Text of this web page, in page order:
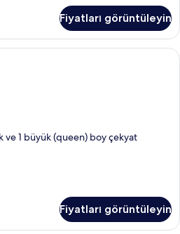
Fiyatları görüntüleyin
ve 1 büyük (queen) boy çekyat
Fiyatları görüntüleyin